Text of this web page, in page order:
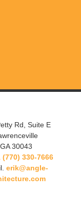
Rd, Suite E
GA 30043
(770) 330-7666
erik@angle-